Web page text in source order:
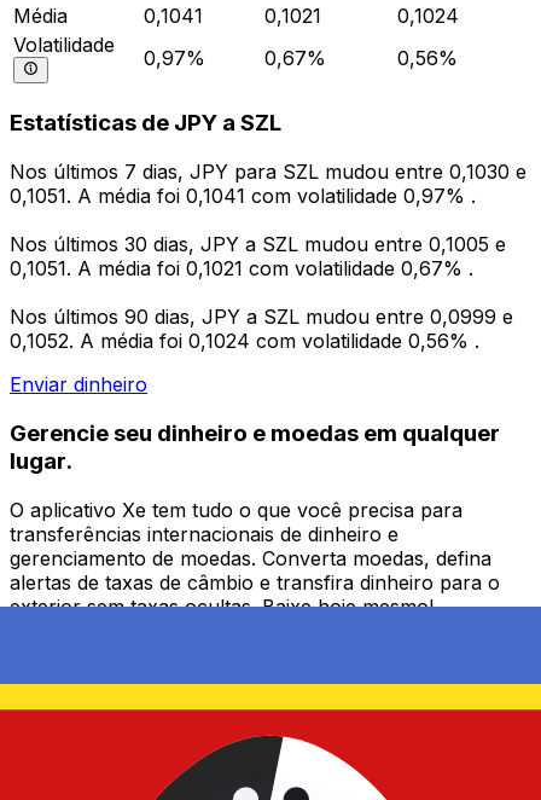
Média
0,1041 0,1021
0,1024
Volatilidade
0,97% 0,67% 0,56%
Estatísticas de JPY a SZL
Nos últimos 7 dias, JPY para SZL mudou entre 0,1030 e
0,1051. A média foi 0,1041 com volatilidade 0,97% .
Nos últimos 30 dias, JPY a SZL mudou entre 0,1005 e
0,1051. A média foi 0,1021 com volatilidade 0,67% .
Nos últimos 90 dias, JPY a SZL mudou entre 0,0999 e
0,1052. A média foi 0,1024 com volatilidade 0,56% .
Enviar dinheiro
Gerencie seu dinheiro e moedas em qualquer
lugar.
O aplicativo Xe tem tudo o que você precisa para
transferências internacionais de dinheiro e
gerenciamento de moedas. Converta moedas, defina
alertas de taxas de câmbio e transfira dinheiro para o
exterior sem taxas ocultas. Baixe hoje mesmo!